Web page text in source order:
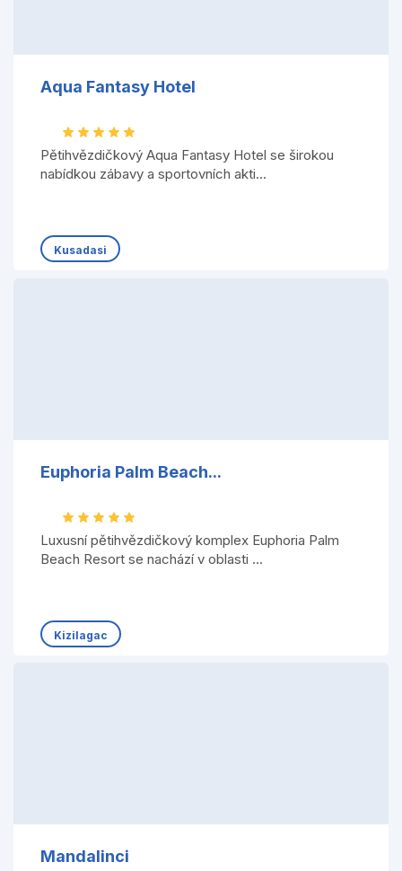
Aqua Fantasy Hotel
Pětihvězdičkový Aqua Fantasy Hotel se širokou
nabídkou zábavy a sportovních akti...
Kusadasi
Euphoria Palm Beach...
Luxusní pětihvězdičkový komplex Euphoria Palm
Beach Resort se nachází v oblasti ...
Kizilagac
Mandalinci